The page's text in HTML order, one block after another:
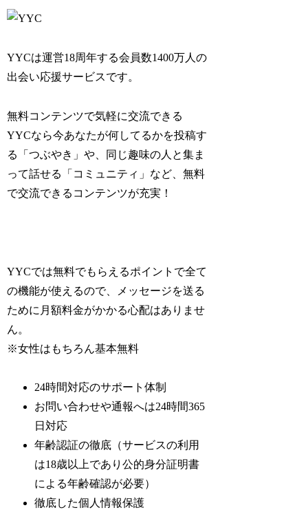
YYCは運営18周年する会員数1400万人の
出会い応援サービスです。
無料コンテンツで気軽に交流できる
YYCなら今あなたが何してるかを投稿す
る「つぶやき」や、同じ趣味の人と集ま
って話せる「コミュニティ」など、無料
で交流できるコンテンツが充実！
YYCでは無料でもらえるポイントで全て
の機能が使えるので、メッセージを送る
ために月額料金がかかる心配はありませ
ん。
※女性はもちろん基本無料
24時間対応のサポート体制
お問い合わせや通報へは24時間365
日対応
年齢認証の徹底（サービスの利用
は18歳以上であり公的身分証明書
による年齢確認が必要）
徹底した個人情報保護